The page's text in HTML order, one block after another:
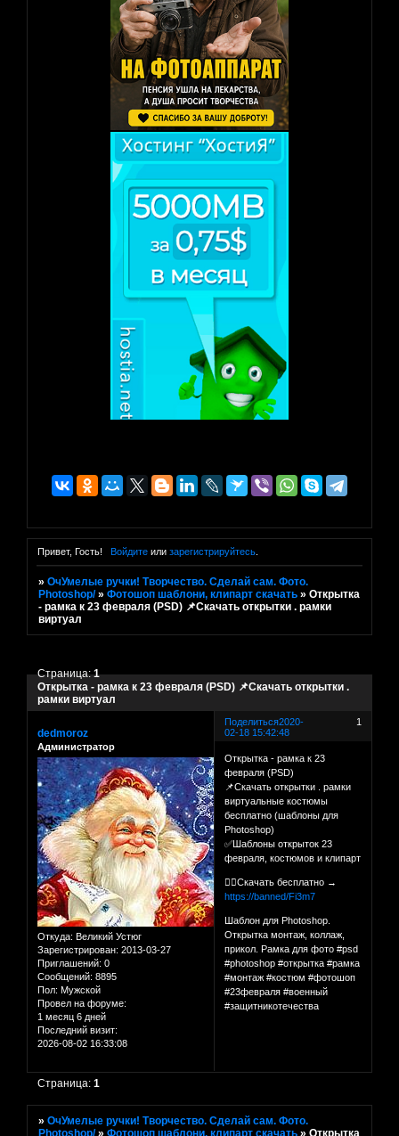
Привет, Гость! Войдитеили зарегистрируйтесь.
»ОчУмелые ручки! Творчество. Сделай сам. Фото.
Photoshop/ »Фотошоп шаблони, клипарт скачать »Открытка
- рамка к 23 февраля (PSD) 📌Скачать открытки . рамки
виртуал
Открытка - рамка к 23 февраля (PSD) 📌Скачать открытки .
рамки виртуал
Страница:1
Поделиться 1
2020-
02-18 15:42:48
dedmoroz
Администратор
Откуда: Великий Устюг
Зарегистрирован: 2013-03-27
Приглашений: 0
Сообщений: 8895
Пол: Мужской
Провел на форуме:
1 месяц 6 дней
Последний визит:
2026-08-02 16:33:08
Открытка - рамка к 23
февраля (PSD)
📌Скачать открытки . рамки
виртуальные костюмы
бесплатно (шаблоны для
Photoshop)
✅Шаблоны открыток 23
февраля, костюмов и клипарт
👉🏻Скачать бесплатно →
https://banned/Fi3m7
Шаблон для Photoshop.
Открытка монтаж, коллаж,
прикол. Рамка для фото #psd
#photoshop #открытка #рамка
#монтаж #костюм #фотошоп
#23февраля #военный
#защитникотечества
Страница:1
»ОчУмелые ручки! Творчество. Сделай сам. Фото.
Photoshop/ »Фотошоп шаблони, клипарт скачать »Открытка